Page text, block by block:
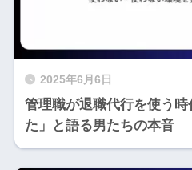
2025年6月6日
管理職が退職代行を使う
た」と語る男たちの本音